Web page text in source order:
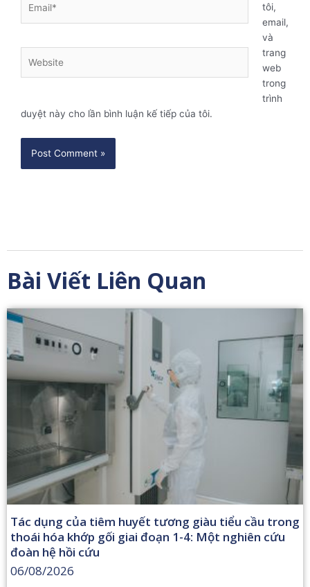
tôi,
email,
và
trang
web
trong
trình
duyệt này cho lần bình luận kế tiếp của tôi.
Bài Viết Liên Quan
Tác dụng của tiêm huyết tương giàu tiểu cầu trong
thoái hóa khớp gối giai đoạn 1-4: Một nghiên cứu
đoàn hệ hồi cứu
06/08/2026